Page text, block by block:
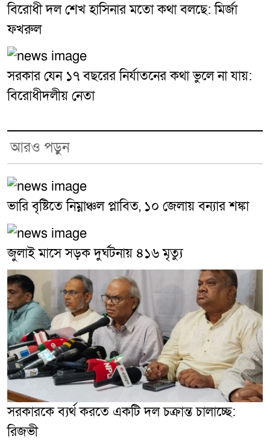
বিরোধী দল শেখ হাসিনার মতো কথা বলছে: মির্জা
ফখরুল
সরকার যেন ১৭ বছরের নির্যাতনের কথা ভুলে না যায়:
বিরোধীদলীয় নেতা
আরও পড়ুন
ভারি বৃষ্টিতে নিম্নাঞ্চল প্লাবিত, ১০ জেলায় বন্যার শঙ্কা
জুলাই মাসে সড়ক দুর্ঘটনায় ৪১৬ মৃত্যু
সরকারকে ব্যর্থ করতে একটি দল চক্রান্ত চালাচ্ছে:
রিজভী